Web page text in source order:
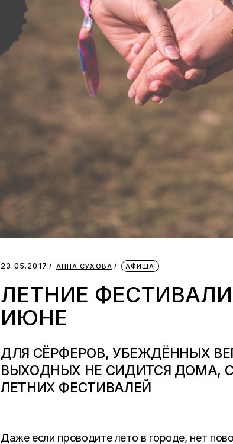
23.05.2017 АННА СУХОВА АФИША
ЛЕТНИЕ ФЕСТИВАЛИ
ИЮНЕ
ДЛЯ СЁРФЕРОВ, УБЕЖДЁННЫХ
ВЫХОДНЫХ НЕ СИДИТСЯ ДОМА,
ЛЕТНИХ ФЕСТИВАЛЕЙ
Даже если проводите лето в городе, нет